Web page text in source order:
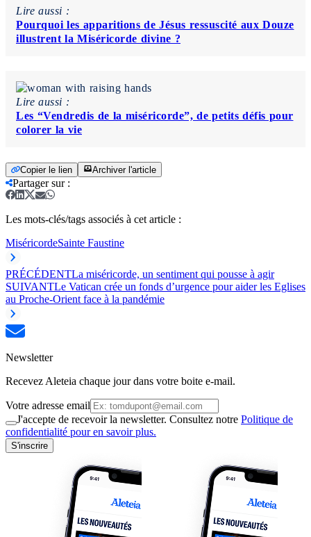
Lire aussi :
Pourquoi les apparitions de Jésus ressuscité aux Douze
illustrent la Miséricorde divine ?
Lire aussi :
Les “Vendredis de la miséricorde”, de petits défis pour
colorer la vie
Copier le lien Archiver l'article
Partager sur:
Les mots-clés/tags associés à cet article :
MiséricordeSainte Faustine
PRÉCÉDENTLa miséricorde, un sentiment qui pousse à agir
SUIVANTLe Vatican crée un fonds d’urgence pour aider les Eglises
au Proche-Orient face à la pandémie
Newsletter
Recevez Aleteia chaque jour dans votre boite e-mail.
Votre adresse email
J'accepte de recevoir la newsletter. Consultez notre Politique de
confidentialité pour en savoir plus.
S'inscrire